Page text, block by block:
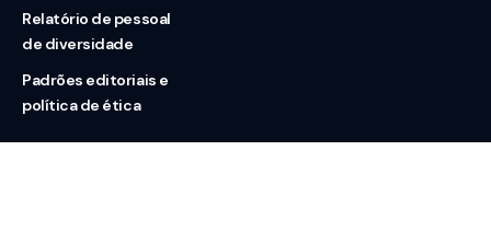
Relatório de pessoal
de diversidade
Padrões editoriais e
política de ética